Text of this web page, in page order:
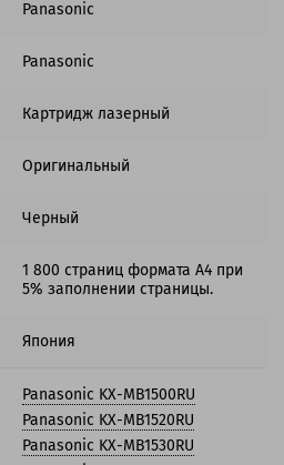
Panasonic
Panasonic
Картридж лазерный
Оригинальный
Черный
1 800 страниц формата А4 при
5% заполнении страницы.
Япония
Panasonic KX-MB1500RU
Panasonic KX-MB1520RU
Panasonic KX-MB1530RU